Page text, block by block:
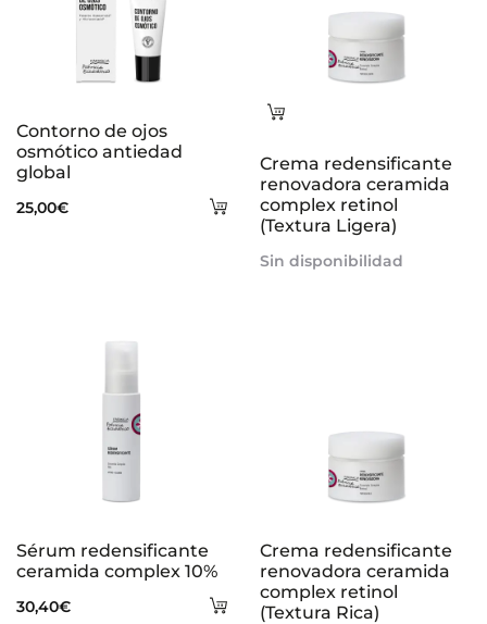
Añadir
carrito
Contorno de ojos
osmótico antiedad
global
25,00€
Leer
Crema redensificante
renovadora ceramida
complex retinol
(Textura Ligera)
Sin disponibilidad
Añadir
Sérum redensificante
ceramida complex 10%
30,40€
Crema redensificante
renovadora ceramida
complex retinol
(Textura Rica)